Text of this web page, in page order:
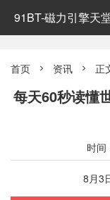
91BT-磁力引擎天
首页  资讯  正
每天60秒读懂
时
8月3